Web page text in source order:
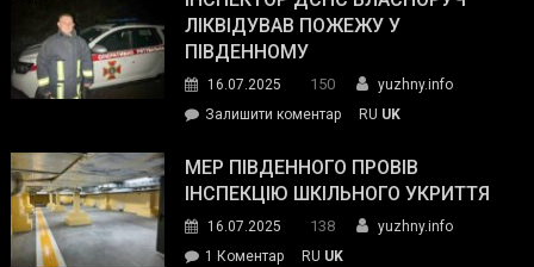
нараду
силових
та
органів:
«Наш
спільний
ЛІКВІДУВАВ ПОЖЕЖУ У
ПІВДЕННОМУ
16.07.2025 150
yuzhny.info
Залишити коментарon
ДСНС
власноруч
пожежу
у
RU UK
МЕР ПІВДЕННОГО ПРОВІВ
ІНСПЕКЦІЮ ШКІЛЬНОГО УКРИТТЯ
16.07.2025 138
yuzhny.info
1 Коментардо RU UK